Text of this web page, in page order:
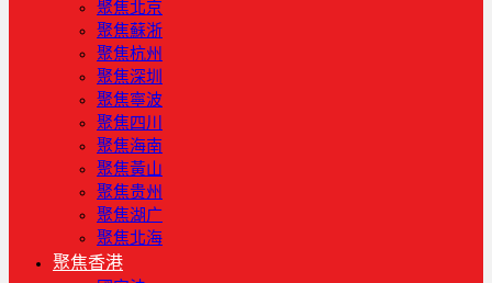
聚焦北京
聚焦蘇浙
聚焦杭州
聚焦深圳
聚焦寧波
聚焦四川
聚焦海南
聚焦黃山
聚焦贵州
聚焦湖广
聚焦北海
聚焦香港